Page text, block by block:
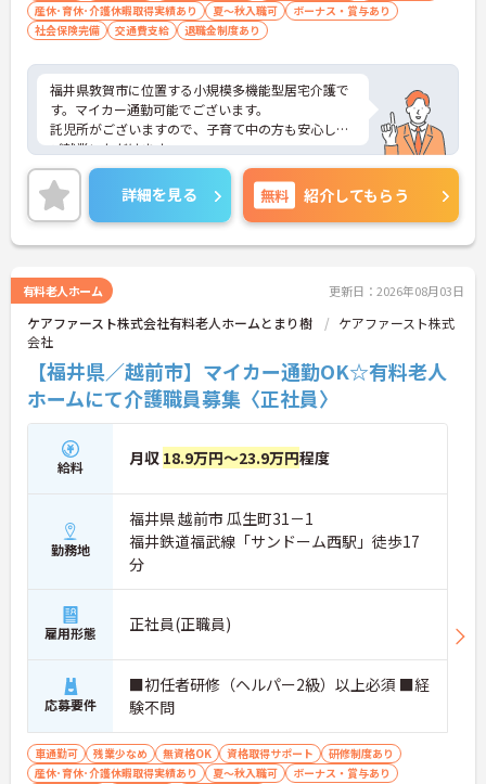
産休･育休･介護休暇取得実績あり
夏～秋入職可
ボーナス・賞与あり
社会保険完備
交通費支給 退職金制度あり
福井県敦賀市に位置する小規模多機能型居宅介護で
す。マイカー通勤可能でございます。
託児所がございますので、子育て中の方も安心して
ご就業いただけます。
残業は月平均5時間程度ですので、勤務終了後の予
定も立てやすいです。
ご興味のある方には、面接対策ポイントなど、さら
に詳細をお話しいたしますのでお気軽にご相談くだ
さい！
詳細を見る 無料 紹介してもらう
有料老人ホーム 更新日：2026年08月03日
ケアファースト株式会社有料老人ホームとまり樹
ケアファースト株式
会社
【福井県／越前市】マイカー通勤OK☆有料老人
ホームにて介護職員募集〈正社員〉
給料 月収 18.9万円～23.9万円程度
勤務地
福井県 越前市 瓜生町31－1
福井鉄道福武線「サンドーム西駅」徒歩17
分
雇用形態 正社員(正職員)
応募要件
■初任者研修（ヘルパー2級）以上必須 ■経
験不問
車通勤可 残業少なめ 無資格OK 資格取得サポート
研修制度あり
産休･育休･介護休暇取得実績あり
夏～秋入職可
ボーナス・賞与あり